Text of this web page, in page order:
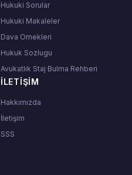
Hukuki Sorular
Hukuki Makaleler
Dava Ornekleri
Hukuk Sozlugu
Avukatlık Staj Bulma Rehberi
İLETIŞIM
Hakkımızda
İletişim
SSS